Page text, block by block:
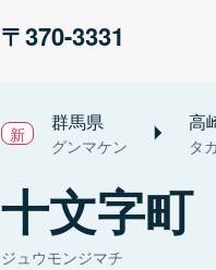
370-3331
群馬県
グンマケン
高
タ
十文字町
ジュウモンジマチ